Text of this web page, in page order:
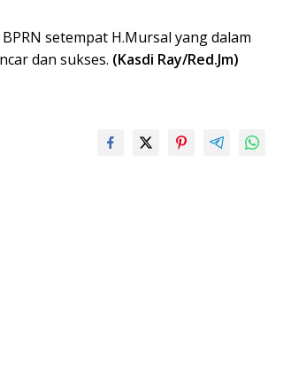
setempat H.Mursal yang dalam
dan sukses. (Kasdi Ray/Red.Jm)